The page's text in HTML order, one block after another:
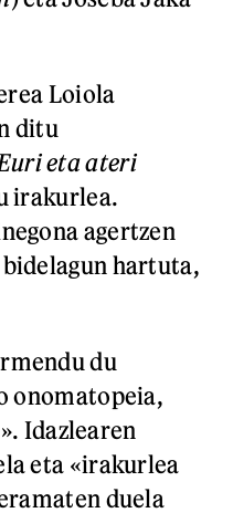
Loiola
ditu
eta ateri
irakurlea.
agertzen
hartuta,
du
onomatopeia,
Idazlearen
eta «irakurlea
duela